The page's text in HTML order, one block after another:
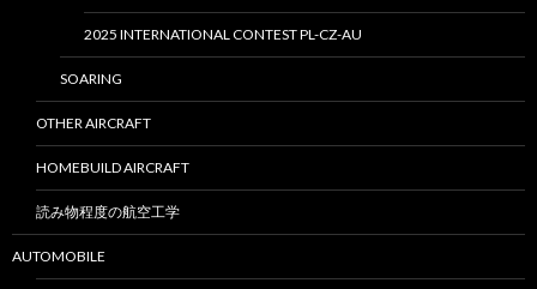
2025 INTERNATIONAL CONTEST PL-CZ-AU
SOARING
OTHER AIRCRAFT
HOMEBUILD AIRCRAFT
読み物程度の航空工学
AUTOMOBILE